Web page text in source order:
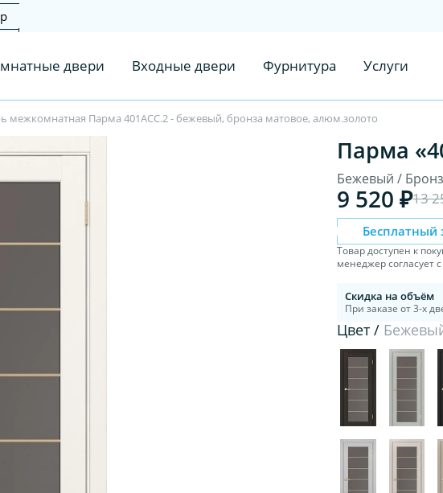
двери Входные двери Фурнитура Услуги
межкомнатная Парма 401АСС.2 - бежевый, бронза матовое, алюм.золото
Парма
Бежевый /
9 520 ₽13
Бесплатный
Товар доступен к
менеджер согласует
Скидка на объём
При заказе от 3-х
Цвет /